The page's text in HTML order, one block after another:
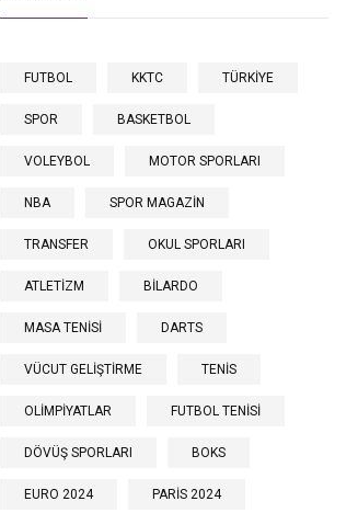
FUTBOL KKTC TÜRKİYE
SPOR BASKETBOL
VOLEYBOL MOTOR SPORLARI
NBA SPOR MAGAZİN
TRANSFER OKUL SPORLARI
ATLETİZM BİLARDO
MASA TENİSİ DARTS
VÜCUT GELİŞTİRME TENİS
OLİMPİYATLAR FUTBOL TENİSİ
DÖVÜŞ SPORLARI BOKS
EURO 2024 PARİS 2024